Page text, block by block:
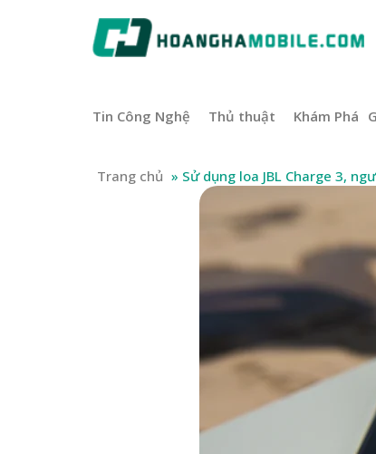
Tin Công Nghệ Thủ thuật Khám Phá
Trang chủ » Sử dụng loa JBL Charge 3,